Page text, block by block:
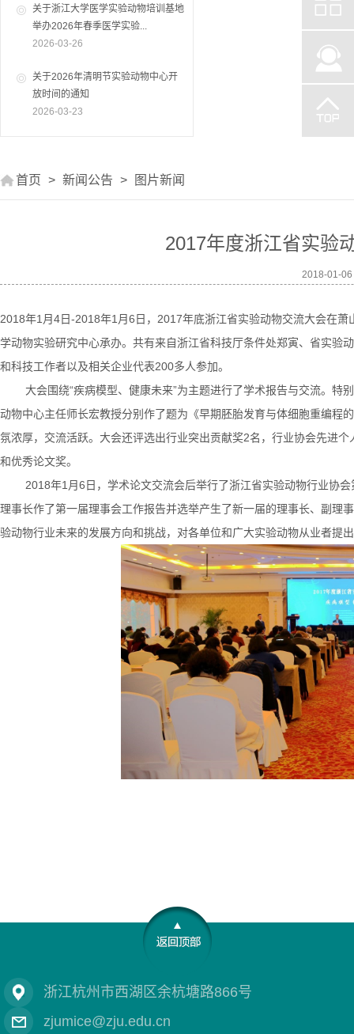
关于浙江大学医学实验动物培训基地
举办2026年春季医学实验...
2026-03-26
关于2026年清明节实验动物中心开
放时间的通知
2026-03-23
首页 > 新闻公告 > 图片新闻
2017年度浙江省实验
2018-01-06
2018年1月4日-2018年1月6日，2017年底浙江省实验动物交流大会在
学动物实验研究中心承办。共有来自浙江省科技厅条件处郑寅、省实验
和科技工作者以及相关企业代表200多人参加。
大会围绕“疾病模型、健康未来”为主题进行了学术报告与交流。特
动物中心主任师长宏教授分别作了题为《早期胚胎发育与体细胞重编程
氛浓厚，交流活跃。大会还评选出行业突出贡献奖2名，行业协会先进
和优秀论文奖。
2018年1月6日，学术论文交流会后举行了浙江省实验动物行业协会
理事长作了第一届理事会工作报告并选举产生了新一届的理事长、副理
验动物行业未来的发展方向和挑战，对各单位和广大实验动物从业者提
浙江杭州市西湖区余杭塘路866号
zjumice@zju.edu.cn